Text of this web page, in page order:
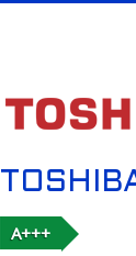
A+++